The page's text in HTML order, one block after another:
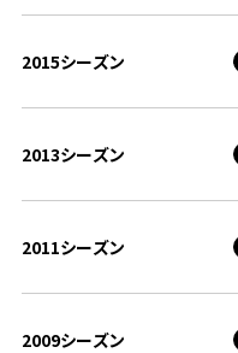
2015シーズン
2013シーズン
2011シーズン
2009シーズン